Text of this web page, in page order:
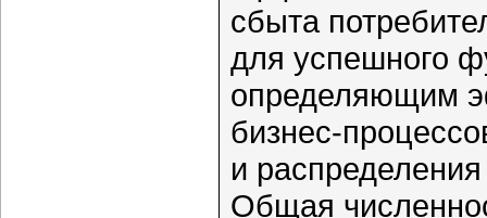
сбыта
для успешного
определяющим
бизнес-
и
Общая